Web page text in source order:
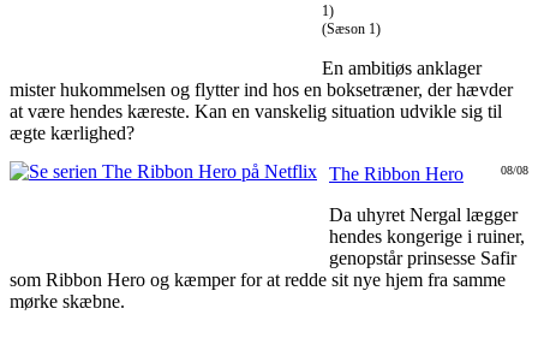
1)
(Sæson 1)
En ambitiøs anklager
mister hukommelsen og flytter ind hos en boksetræner, der hævder
at være hendes kæreste. Kan en vanskelig situation udvikle sig til
ægte kærlighed?
08/08
The Ribbon Hero
Da uhyret Nergal lægger
hendes kongerige i ruiner,
genopstår prinsesse Safir
som Ribbon Hero og kæmper for at redde sit nye hjem fra samme
mørke skæbne.